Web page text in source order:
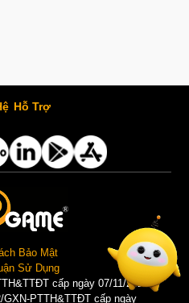
Hỗ Trợ
Bảo Mật
Sử Dụng
cấp ngày 07/11/2025 |
PTTH&TTĐT cấp ngày